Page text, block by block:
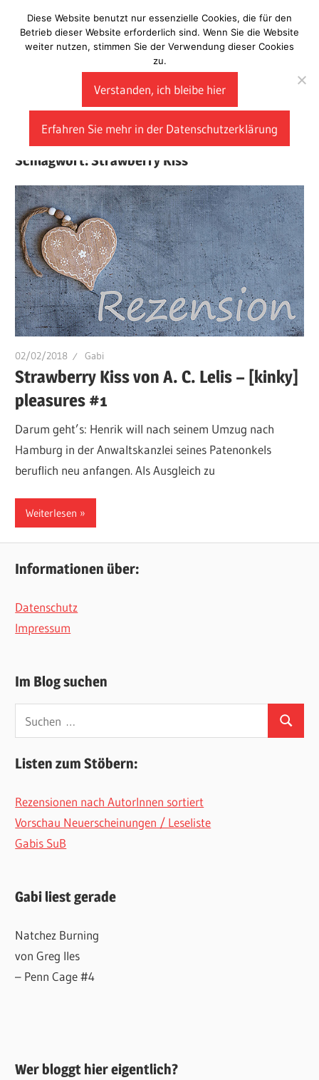
Inhalt
springen
Laberladen
Schlagwort:Strawberry Kiss
02/02/2018 Gabi
Strawberry Kiss von A. C. Lelis – [kinky]
pleasures #1
Darum geht’s: Henrik will nach seinem Umzug nach
Hamburg in der Anwaltskanzlei seines Patenonkels
beruflich neu anfangen. Als Ausgleich zu
Weiterlesen
Informationen über:
Datenschutz
Impressum
Im Blog suchen
nach:
Suchen
Listen zum Stöbern:
Rezensionen nach AutorInnen sortiert
Vorschau Neuerscheinungen / Leseliste
Gabis SuB
Gabi liest gerade
Natchez Burning
von Greg Iles
– Penn Cage #4
Wer bloggt hier eigentlich?
Diese Website benutzt nur essenzielle Cookies, die für den
Betrieb dieser Website erforderlich sind. Wenn Sie die Website
weiter nutzen, stimmen Sie der Verwendung dieser Cookies
zu.
Verstanden, ich bleibe hier
Erfahren Sie mehr in der Datenschutzerklärung